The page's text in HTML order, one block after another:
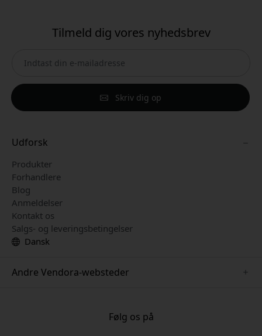
Tilmeld dig vores nyhedsbrev
Skriv dig op
Udforsk
Produkter
Forhandlere
Blog
Anmeldelser
Kontakt os
Salgs- og leveringsbetingelser
Dansk
Andre Vendora-websteder
www.nordicsmartlight.seFølg os på